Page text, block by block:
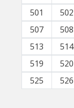
501
502
507
508
513
514
519
520
525
526